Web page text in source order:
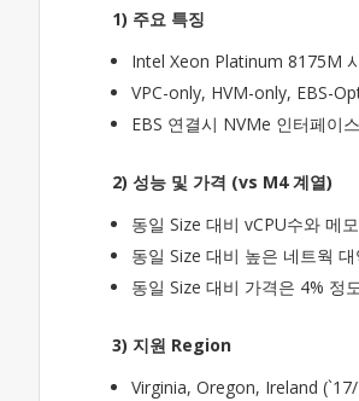
1) 주요 특징
Intel Xeon Platinum 8175M
VPC-only, HVM-only, EBS-
EBS 연결시 NVMe 인터페이
2) 성능 및 가격 (vs M4 계열)
동일 Size 대비 vCPU수와 메
동일 Size 대비 높은 네트웍
동일 Size 대비 가격은 4% 정
3) 지원 Region
Virginia, Oregon, Ireland